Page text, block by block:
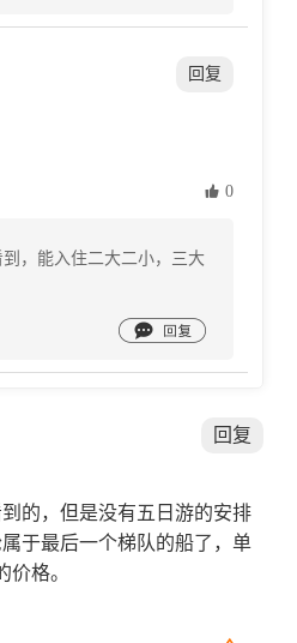
回复
 0
，能入住二大二小，三大

回复
的，但是没有五日游的安排
于最后一个梯队的船了，单
格。